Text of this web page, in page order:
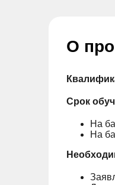
О
Срок
На
На